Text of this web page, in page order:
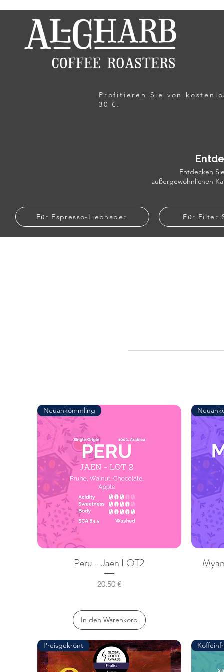
Profitieren Sie von
30 €.
Entdecken
außergewöhnlichen
Für Espresso-Liebhaber Für Filter
Neuankömmling
Peru - Jaen LOT2
Preis
20,50 €
In den Warenkorb
Preisgekrönt